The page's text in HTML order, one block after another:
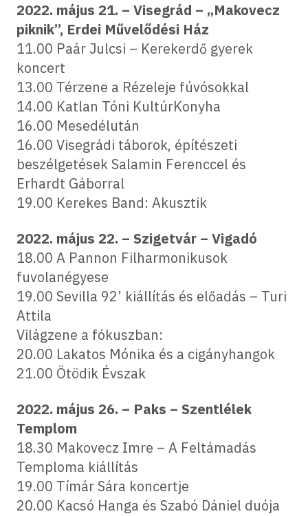
2022. május 21. – Visegrád – „Makovecz
piknik”, Erdei Művelődési Ház
11.00 Paár Julcsi – Kerekerdő gyerek
koncert
13.00 Térzene a Rézeleje fúvósokkal
14.00 Katlan Tóni KultúrKonyha
16.00 Mesedélután
16.00 Visegrádi táborok, építészeti
beszélgetések Salamin Ferenccel és
Erhardt Gáborral
19.00 Kerekes Band: Akusztik
2022. május 22. – Szigetvár – Vigadó
18.00 A Pannon Filharmonikusok
fuvolanégyese
19.00 Sevilla 92’ kiállítás és előadás – Turi
Attila
Világzene a fókuszban:
20.00 Lakatos Mónika és a cigányhangok
21.00 Ötödik Évszak
2022. május 26. – Paks – Szentlélek
Templom
18.30 Makovecz Imre – A Feltámadás
Temploma kiállítás
19.00 Tímár Sára koncertje
20.00 Kacsó Hanga és Szabó Dániel duója